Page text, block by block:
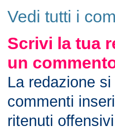
Vedi tutti i
Scrivi la tua
un
La redazione
commenti
ritenuti